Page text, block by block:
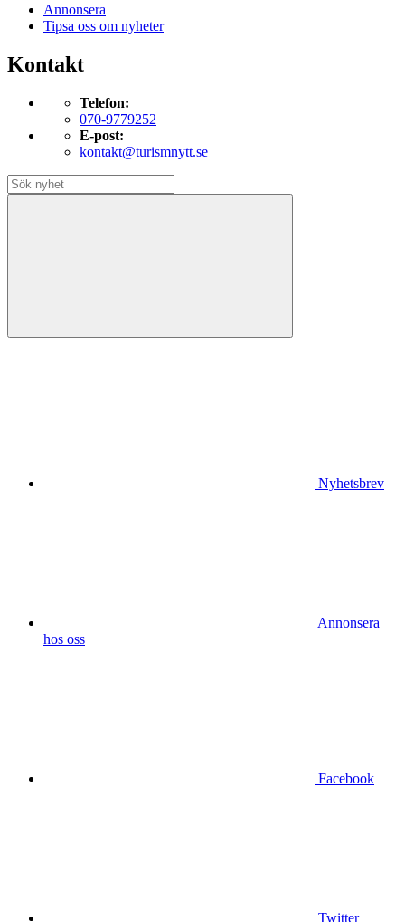
Annonsera
Tipsa oss om nyheter
Kontakt
Telefon:
070-9779252
E-post:
kontakt@turismnytt.se
Nyhetsbrev
Annonsera
hos oss
Facebook
Twitter